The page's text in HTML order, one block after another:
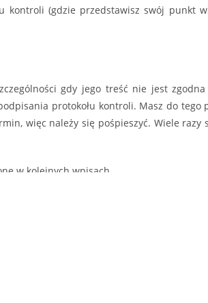
kontroli (gdzie przedstawisz swój punkt
gdy jego treść nie jest
protokołu kontroli. Masz do
więc należy się pośpieszyć. Wiele razy
w kolejnych wpisach.